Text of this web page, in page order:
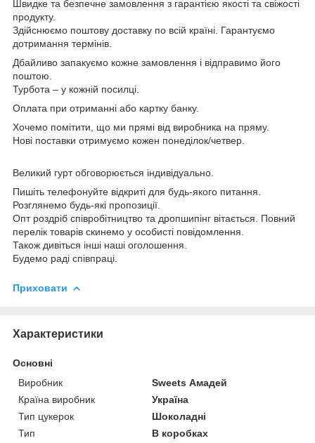
Швидке та безпечне замовлення з гарантією якості та свіжості
продукту.
Здійснюємо поштову доставку по всій країні. Гарантуємо
дотримання термінів.
Дбайливо запакуємо кожне замовлення і відправимо його
поштою.
Турбота – у кожній посилці.
Оплата при отриманні або картку банку.
Хочемо помітити, що ми прямі від виробника на пряму.
Нові поставки отримуємо кожен понеділок/четвер.
Великий гурт обговорюється індивідуально.
Пишіть телефонуйте відкриті для будь-якого питання.
Розглянемо будь-які пропозиції.
Опт роздріб співробітництво та дропшипінг вітається. Повний
перелік товарів скинемо у особисті повідомлення.
Також дивіться інші наші оголошення.
Будемо раді співпраці.
Приховати
Характеристики
Основні
Виробник
Sweets Амадей
Країна виробник
Україна
Тип цукерок
Шоколадні
Тип
В коробках